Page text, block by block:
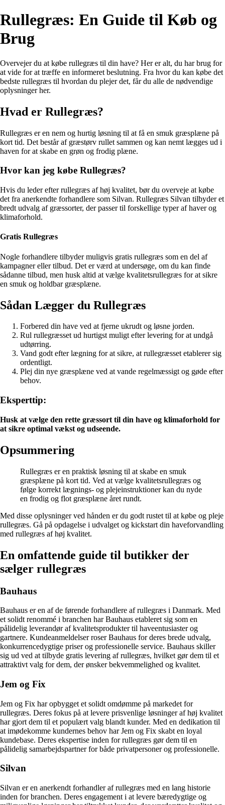
Rullegræs: En Guide til Køb og
Brug
Overvejer du at købe rullegræs til din have? Her er alt, du har brug for
at vide for at træffe en informeret beslutning. Fra hvor du kan købe det
bedste rullegræs til hvordan du plejer det, får du alle de nødvendige
oplysninger her.
Hvad er Rullegræs?
Rullegræs er en nem og hurtig løsning til at få en smuk græsplæne på
kort tid. Det består af græstørv rullet sammen og kan nemt lægges ud i
haven for at skabe en grøn og frodig plæne.
Hvor kan jeg købe Rullegræs?
Hvis du leder efter rullegræs af høj kvalitet, bør du overveje at købe
det fra anerkendte forhandlere som Silvan. Rullegræs Silvan tilbyder et
bredt udvalg af græssorter, der passer til forskellige typer af haver og
klimaforhold.
Gratis Rullegræs
Nogle forhandlere tilbyder muligvis gratis rullegræs som en del af
kampagner eller tilbud. Det er værd at undersøge, om du kan finde
sådanne tilbud, men husk altid at vælge kvalitetsrullegræs for at sikre
en smuk og holdbar græsplæne.
Sådan Lægger du Rullegræs
Forbered din have ved at fjerne ukrudt og løsne jorden.
Rul rullegræsset ud hurtigst muligt efter levering for at undgå
udtørring.
Vand godt efter lægning for at sikre, at rullegræsset etablerer sig
ordentligt.
Plej din nye græsplæne ved at vande regelmæssigt og gøde efter
behov.
Eksperttip:
Husk at vælge den rette græssort til din have og klimaforhold for
at sikre optimal vækst og udseende.
Opsummering
Rullegræs er en praktisk løsning til at skabe en smuk
græsplæne på kort tid. Ved at vælge kvalitetsrullegræs og
følge korrekt lægnings- og plejeinstruktioner kan du nyde
en frodig og flot græsplæne året rundt.
Med disse oplysninger ved hånden er du godt rustet til at købe og pleje
rullegræs. Gå på opdagelse i udvalget og kickstart din haveforvandling
med rullegræs af høj kvalitet.
En omfattende guide til butikker der
sælger rullegræs
Bauhaus
Bauhaus er en af de førende forhandlere af rullegræs i Danmark. Med
et solidt renommé i branchen har Bauhaus etableret sig som en
pålidelig leverandør af kvalitetsprodukter til haveentusiaster og
gartnere. Kundeanmeldelser roser Bauhaus for deres brede udvalg,
konkurrencedygtige priser og professionelle service. Bauhaus skiller
sig ud ved at tilbyde gratis levering af rullegræs, hvilket gør dem til et
attraktivt valg for dem, der ønsker bekvemmelighed og kvalitet.
Jem og Fix
Jem og Fix har opbygget et solidt omdømme på markedet for
rullegræs. Deres fokus på at levere prisvenlige løsninger af høj kvalitet
har gjort dem til et populært valg blandt kunder. Med en dedikation til
at imødekomme kundernes behov har Jem og Fix skabt en loyal
kundebase. Deres ekspertise inden for rullegræs gør dem til en
pålidelig samarbejdspartner for både privatpersoner og professionelle.
Silvan
Silvan er en anerkendt forhandler af rullegræs med en lang historie
inden for branchen. Deres engagement i at levere bæredygtige og